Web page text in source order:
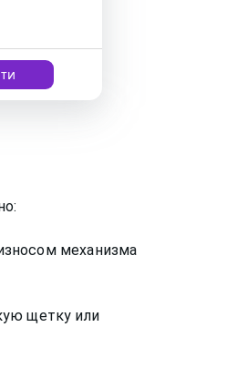
механизма
щетку или